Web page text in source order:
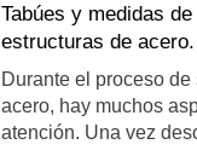
Tabúes y medidas
estructuras de acero.
Durante el proceso
acero, hay muchos
atención. Una vez